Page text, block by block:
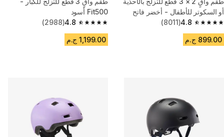
أو السكوتر للأطفال - أخضر فاتح
4.8
4.8 out of 5 stars from 8011 reviews
(8011)
899.00 ج.م
Fit500 أسود
4.8
4.8 out of 5 stars from 2988 reviews
(2988)
1,199.00 ج.م